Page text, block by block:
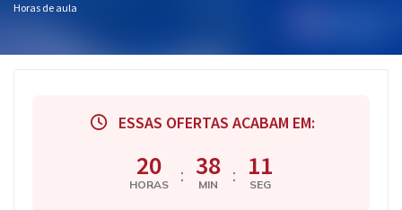
Horas de aula
ESSAS OFERTAS ACABAM EM:
20
HORAS : 38
MIN : 10
SEG